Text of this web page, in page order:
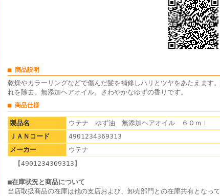
■ 商品説明
乾燥やカラーリングなどで傷んだ髪を補修しハリとツヤをあたえます
れを除去。無添加ヘアオイル。さわやかなゆずの香りです。
■ 商品仕様
製品名
ウテナ ゆず油 無添加ヘアオイル ６０ｍｌ
ＪＡＮコード
4901234369313
メーカー
ウテナ
【4901234369313】
■在庫状況と商品について
当店取扱商品の在庫は他の支店および、卸売部門との在庫共有となっ